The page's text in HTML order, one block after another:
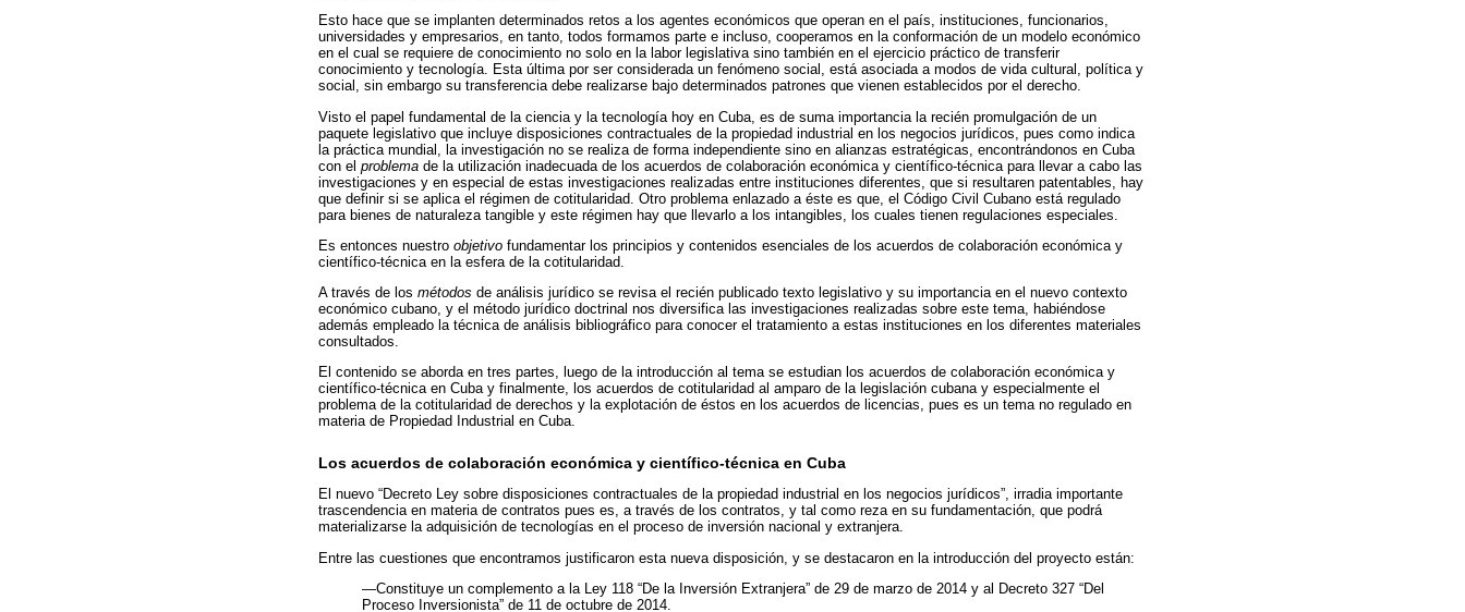
Esto hace que se implanten determinados retos a los agentes económicos que operan en el país, instituciones, funcionarios,
universidades y empresarios, en tanto, todos formamos parte e incluso, cooperamos en la conformación de un modelo económico
en el cual se requiere de conocimiento no solo en la labor legislativa sino también en el ejercicio práctico de transferir
conocimiento y tecnología. Esta última por ser considerada un fenómeno social, está asociada a modos de vida cultural, política y
social, sin embargo su transferencia debe realizarse bajo determinados patrones que vienen establecidos por el derecho.
Visto el papel fundamental de la ciencia y la tecnología hoy en Cuba, es de suma importancia la recién promulgación de un
paquete legislativo que incluye disposiciones contractuales de la propiedad industrial en los negocios jurídicos, pues como indica
la práctica mundial, la investigación no se realiza de forma independiente sino en alianzas estratégicas, encontrándonos en Cuba
con el problema de la utilización inadecuada de los acuerdos de colaboración económica y científico-técnica para llevar a cabo las
investigaciones y en especial de estas investigaciones realizadas entre instituciones diferentes, que si resultaren patentables, hay
que definir si se aplica el régimen de cotitularidad. Otro problema enlazado a éste es que, el Código Civil Cubano está regulado
para bienes de naturaleza tangible y este régimen hay que llevarlo a los intangibles, los cuales tienen regulaciones especiales.
Es entonces nuestro objetivo fundamentar los principios y contenidos esenciales de los acuerdos de colaboración económica y
científico-técnica en la esfera de la cotitularidad.
A través de los métodos de análisis jurídico se revisa el recién publicado texto legislativo y su importancia en el nuevo contexto
económico cubano, y el método jurídico doctrinal nos diversifica las investigaciones realizadas sobre este tema, habiéndose
además empleado la técnica de análisis bibliográfico para conocer el tratamiento a estas instituciones en los diferentes materiales
consultados.
El contenido se aborda en tres partes, luego de la introducción al tema se estudian los acuerdos de colaboración económica y
científico-técnica en Cuba y finalmente, los acuerdos de cotitularidad al amparo de la legislación cubana y especialmente el
problema de la cotitularidad de derechos y la explotación de éstos en los acuerdos de licencias, pues es un tema no regulado en
materia de Propiedad Industrial en Cuba.
Los acuerdos de colaboración económica y científico-técnica en Cuba
El nuevo “Decreto Ley sobre disposiciones contractuales de la propiedad industrial en los negocios jurídicos”, irradia importante
trascendencia en materia de contratos pues es, a través de los contratos, y tal como reza en su fundamentación, que podrá
materializarse la adquisición de tecnologías en el proceso de inversión nacional y extranjera.
Entre las cuestiones que encontramos justificaron esta nueva disposición, y se destacaron en la introducción del proyecto están:
―Constituye un complemento a la Ley 118 “De la Inversión Extranjera” de 29 de marzo de 2014 y al Decreto 327 “Del
Proceso Inversionista” de 11 de octubre de 2014.